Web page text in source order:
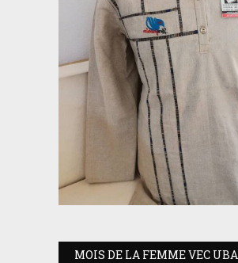
MOIS DE LA FEMME VEC UBA